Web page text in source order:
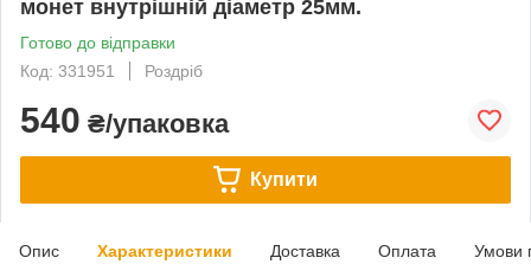
монет внутрішній діаметр 25мм.
Готово до відправки
Код: 331951
Роздріб
540 ₴/упаковка
Купити
Опис Характеристики Доставка Оплата Умови